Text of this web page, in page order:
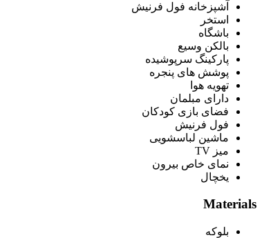
آشپزخانه فول فرنیش
استخر
باشگاه
بالکن وسیع
پارکینگ سرپوشیده
پوشش های پنجره
تهویه هوا
دارای مبلمان
فضای بازی کودکان
فول فرنیش
ماشین لباسشویی
میز TV
نمای خاص بیرون
یخچال
Materials
بلوکه